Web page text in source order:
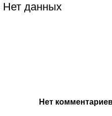
Нет данных
Нет